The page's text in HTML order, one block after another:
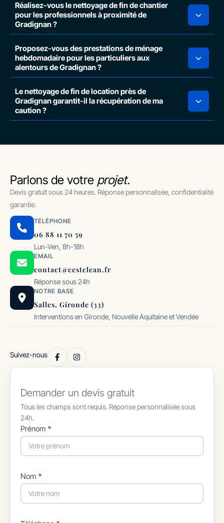
Réalisez-vous le nettoyage de fin de chantier
pour les professionnels à proximité de
Gradignan ?
Proposez-vous des prestations de ménage
hebdomadaire pour les particuliers aux
alentours de Gradignan ?
Le nettoyage de fin de location près de
Gradignan garantit-il la récupération de ma
caution ?
Parlons de votre projet.
Devis gratuit sous 24 heures. Réponse personnalisée, confidentialité
garantie.
TÉLÉPHONE
06 88 11 70 59
Lun-Ven, 8h-18h
EMAIL
contact@cestclean.fr
Réponse sous 24h
NOTRE BASE
Salles, Gironde (33)
Interventions en Gironde, Nouvelle Aquitaine et Vendée
Suivez-nous
Demander un devis gratuit
Tous les champs sont requis. Réponse personnalisée sous
24h.
Formulaire
simple
avec
Prénom *
Nom *